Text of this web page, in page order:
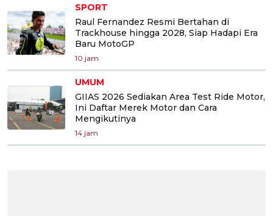
SPORT
Raul Fernandez Resmi Bertahan di
Trackhouse hingga 2028, Siap Hadapi Era
Baru MotoGP
10 jam
UMUM
GIIAS 2026 Sediakan Area Test Ride Motor,
Ini Daftar Merek Motor dan Cara
Mengikutinya
14 jam